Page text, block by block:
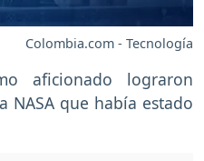
Colombia.com - Tecnología
aficionado lograron
NASA que había estado